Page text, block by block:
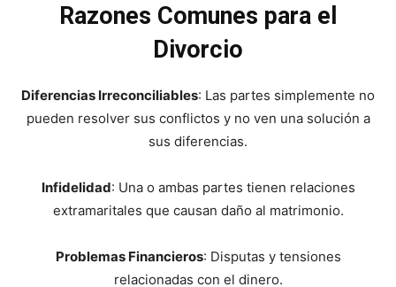
Razones Comunes para el
Divorcio
Diferencias Irreconciliables: Las partes simplemente no
pueden resolver sus conflictos y no ven una solución a
sus diferencias.
Infidelidad: Una o ambas partes tienen relaciones
extramaritales que causan daño al matrimonio.
Problemas Financieros: Disputas y tensiones
relacionadas con el dinero.